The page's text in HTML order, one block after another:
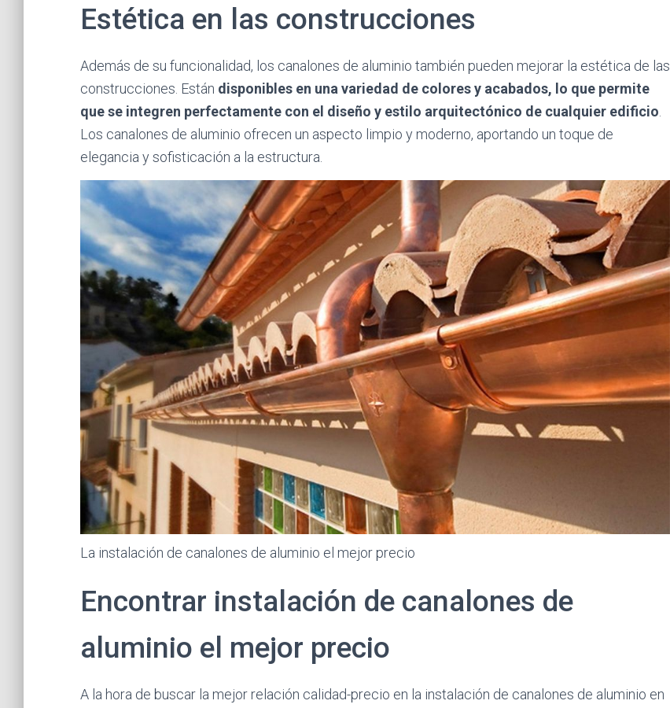
Estética en las construcciones
Además de su funcionalidad, los canalones de aluminio también pueden mejorar la estética de las
construcciones. Están disponibles en una variedad de colores y acabados, lo que permite
que se integren perfectamente con el diseño y estilo arquitectónico de cualquier edificio
Los canalones de aluminio ofrecen un aspecto limpio y moderno, aportando un toque de
elegancia y sofisticación a la estructura.
La instalación de canalones de aluminio el mejor precio
Encontrar instalación de canalones de
aluminio el mejor precio
A la hora de buscar la mejor relación calidad-precio en la instalación de canalones de aluminio en